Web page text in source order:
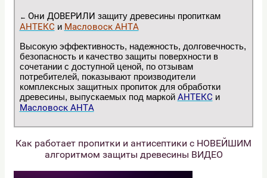
← Они ДОВЕРИЛИ защиту древесины пропиткам
АНТЕКС и Масловоск АНТА
Высокую эффективность, надежность, долговечность,
безопасность и качество защиты поверхности в
сочетании с доступной ценой, по отзывам
потребителей, показывают производители
комплексных защитных пропиток для обработки
древесины, выпускаемых под маркой АНТЕКС и
Масловоск АНТА
Как работает пропитки и антисептики с НОВЕЙШИМ
алгоритмом защиты древесины ВИДЕО